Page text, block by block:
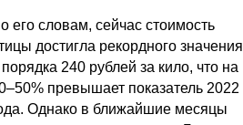
его словам, сейчас стоимость
достигла рекордного значения
240 рублей за кило, что на
превышает показатель 2022
Однако в ближайшие месяцы